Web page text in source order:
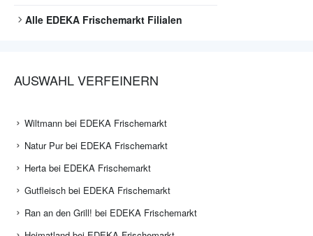
Alle EDEKA Frischemarkt Filialen
AUSWAHL VERFEINERN
Wiltmann bei EDEKA Frischemarkt
Natur Pur bei EDEKA Frischemarkt
Herta bei EDEKA Frischemarkt
Gutfleisch bei EDEKA Frischemarkt
Ran an den Grill! bei EDEKA Frischemarkt